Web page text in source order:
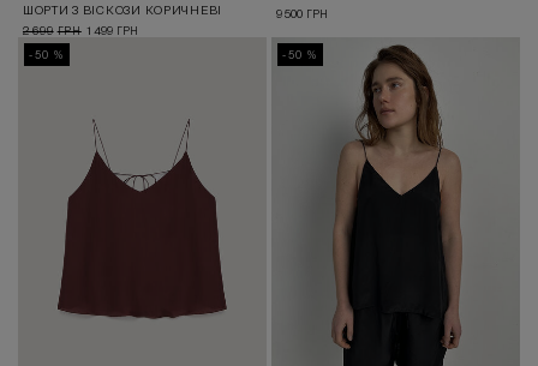
ШОРТИ З ВІСКОЗИ КОРИЧНЕВІ
2 699 ГРН 1 499 ГРН
9 500 ГРН
-50 % -50 %